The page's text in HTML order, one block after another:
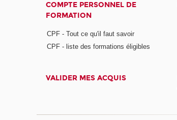
COMPTE PERSONNEL DE
FORMATION
CPF - Tout ce qu'il faut savoir
CPF - liste des formations éligibles
VALIDER MES ACQUIS